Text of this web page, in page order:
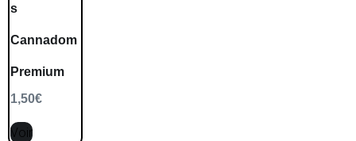
s
Cannadom
Premium
1,50€
Voir